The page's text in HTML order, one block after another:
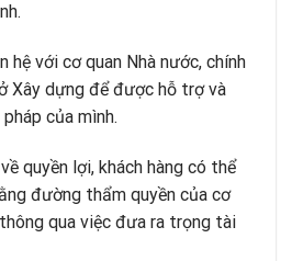
hệ với cơ quan Nhà nước, chính
Xây dựng để được hỗ trợ và
của mình.
quyền lợi, khách hàng có thể
đường thẩm quyền của cơ
qua việc đưa ra trọng tài